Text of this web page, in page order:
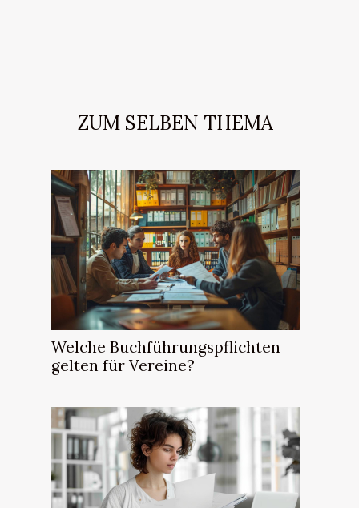
ZUM SELBEN THEMA
Welche Buchführungspflichten
gelten für Vereine?